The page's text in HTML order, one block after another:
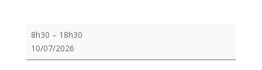
SORTIE
EN
8h30 – 18h30
10/07/2026